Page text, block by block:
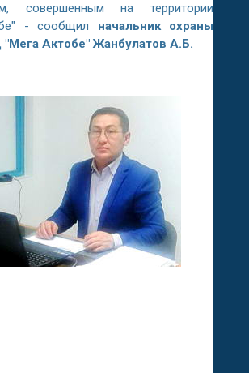
совершенным на территории
- сообщил начальник охраны
Актобе" Жанбулатов А.Б.